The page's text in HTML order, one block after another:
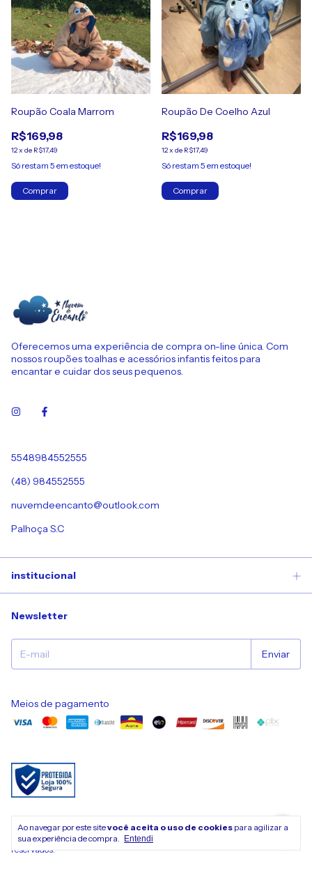
Ao navegar por este sitevocê aceita o uso de cookies para agilizar a
sua experiência de compra.
Entendi
Roupão Coala Marrom
R$169,98
12x de R$17,49
Só restam 5 em estoque!
Comprar
Roupão De Coelho Azul
R$169,98
12x de R$17,49
Só restam 5 em estoque!
Comprar
Oferecemos uma experiência de compra on-line única. Com
nossos roupões toalhas e acessórios infantis feitos para
encantar e cuidar dos seus pequenos.
5548984552555
(48) 984552555
nuvemdeencanto@outlook.com
Palhoça S.C
institucional
Newsletter
Meios de pagamento
Copyright Nuvem de Encanto - 11892259000100 - 2026. Todos os direitos
reservados.